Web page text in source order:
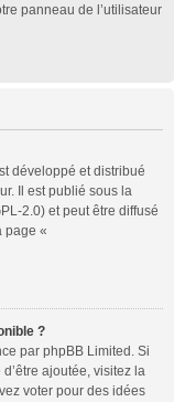
panneau de l’utilisateur
développé et distribué
Il est publié sous la
2.0) et peut être diffusé
page «
?
par phpBB Limited. Si
ajoutée, visitez la
voter pour des idées